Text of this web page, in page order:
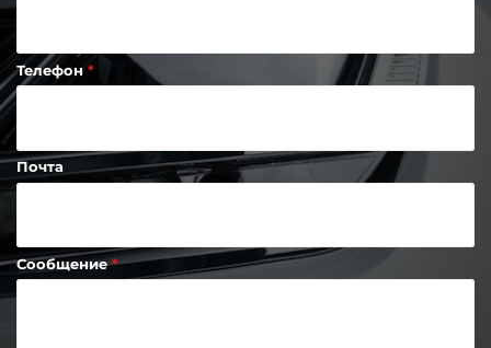
Телефон
Почта
Сообщение